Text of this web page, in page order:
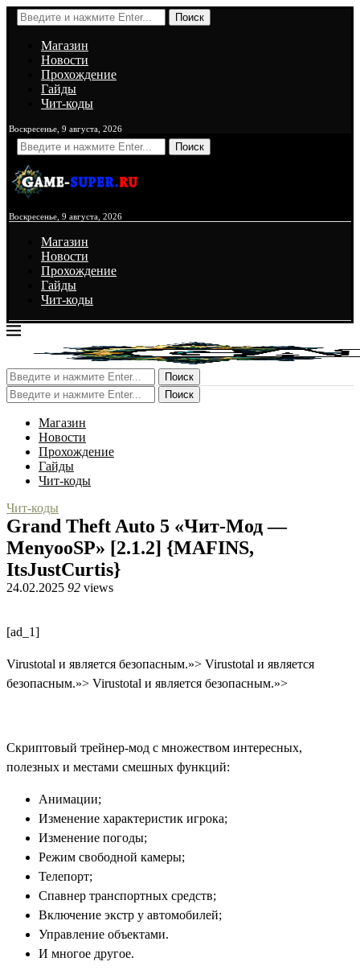
Поиск
Магазин
Новости
Прохождение
Гайды
Чит-коды
Воскресенье, 9 августа, 2026
Поиск
Воскресенье, 9 августа, 2026
Магазин
Новости
Прохождение
Гайды
Чит-коды
Поиск
Поиск
Магазин
Новости
Прохождение
Гайды
Чит-коды
Чит-коды
Grand Theft Auto 5 «Чит-Мод —
MenyooSP» [2.1.2] {MAFINS,
ItsJustCurtis}
24.02.2025 92 views
[ad_1]
Virustotal и является безопасным.»> Virustotal и является
безопасным.»> Virustotal и является безопасным.»>
Скриптовый трейнер-мод с множеством интересных,
полезных и местами смешных функций:
Анимации;
Изменение характеристик игрока;
Изменение погоды;
Режим свободной камеры;
Телепорт;
Спавнер транспортных средств;
Включение экстр у автомобилей;
Управление объектами.
И многое другое.